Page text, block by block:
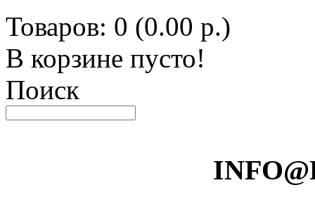
Товаров: 0 (0.00 р.)
В корзине пусто!
Поиск